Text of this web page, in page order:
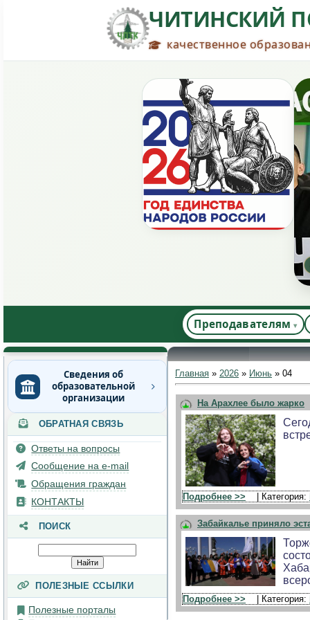
ЧИТИНСКИЙ
качественное
Преподавателям
Сведения об
образовательной
организации
Основные сведения
Структура и органы
управления
образовательной
организацией
Документы
Образование
Руководство
Педагогический состав
Материально-техническое
оснащенность
образовательного
ОБРАТНАЯ СВЯЗЬ
Ответы на вопросы
Сообщение на e-mail
Обращения граждан
КОНТАКТЫ
ПОИСК
ПОЛЕЗНЫЕ ССЫЛКИ
Полезные порталы
Главная » 2026 » Июнь » 04
На Арахлее было жарко
Подробнее >> | Категория:
Забайкалье приняло
Подробнее >> | Категория: